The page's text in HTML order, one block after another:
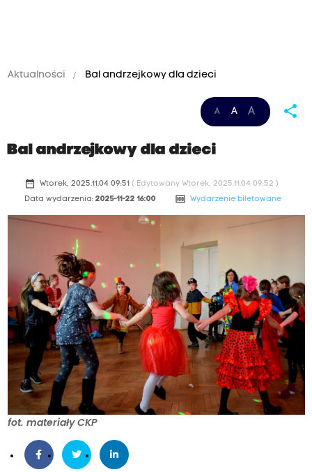
Aktualności Bal andrzejkowy dla dzieci
A A A share
Bal andrzejkowy dla dzieci
date_range Wtorek, 2025.11.04 09:51 ( Edytowany Wtorek, 2025.11.04 09:52 )
Data wydarzenia: 2025-11-22 16:00 money Wydarzenie biletowane
fot. materiały CKP